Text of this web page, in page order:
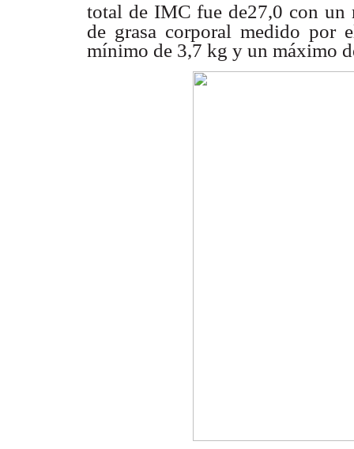
total de IMC fue de27,0 con un
de grasa corporal medido por
mínimo de 3,7 kg y un máximo